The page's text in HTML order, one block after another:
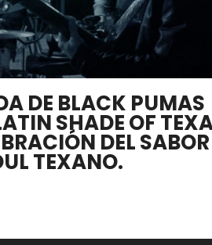
DE BLACK PUMAS
SHADE OF
DEL SABOR
TEXANO.